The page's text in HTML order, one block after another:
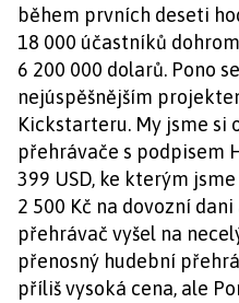
během prvních deseti
18 000 účastníků
6 200 000 dolarů. Pono
nejúspěšnějším
Kickstarteru. My jsme
přehrávače s podpisem
399 USD, ke kterým
2 500 Kč na dovozní
přehrávač vyšel na
přenosný hudební
příliš vysoká cena, ale